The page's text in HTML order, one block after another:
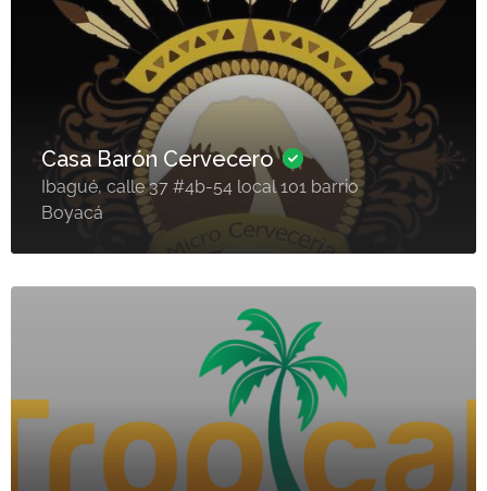
Casa Barón Cervecero
Ibagué, calle 37 #4b-54 local 101 barrio
Boyacá